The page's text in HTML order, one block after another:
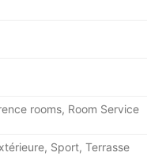
rooms, Room Service
Sport, Terrasse